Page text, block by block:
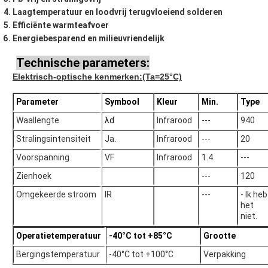
Laagtemperatuur en loodvrij terugvloeiend solderen
Efficiënte warmteafvoer
Energiebesparend en milieuvriendelijk
Technische parameters:
Elektrisch-optische kenmerken:(Ta=25°C)
Parameter Symbool Kleur Min.
Type
Waallengte
λd Infrarood ---
940
Stralingsintensiteit
Ja. Infrarood ---
20
Voorspanning
VF Infrarood 1.4
---
Zienhoek
---
120
Omgekeerde stroom
IR ---
- Ik heb
het
niet.
Operatietemperatuur -40°C tot +85°C
Grootte
Bergingstemperatuur
-40°C tot +100°C Verpakking